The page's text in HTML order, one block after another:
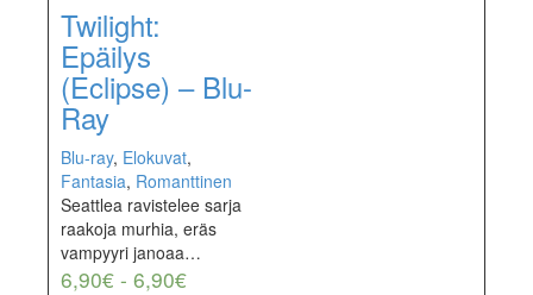
Twilight:
Epäilys
(Eclipse) – Blu-
Ray
Blu-ray, Elokuvat,
Fantasia, Romanttinen
Seattlea ravistelee sarja
raakoja murhia, eräs
vampyyri janoaa…
6,90€ - 6,90€